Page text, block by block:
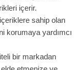
içerir.
sahip olan
korumaya yardımcı
bir markadan